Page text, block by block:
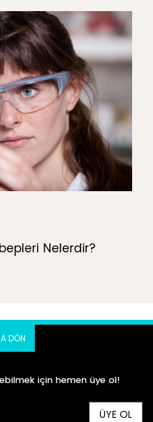
Nelerdir?
DÖN
için hemen üye ol!
ÜYE OL